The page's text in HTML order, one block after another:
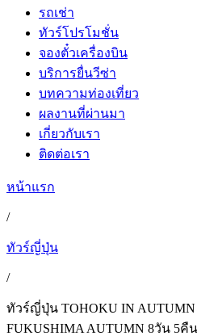
รถเช่า
ทัวร์โปรโมชั่น
จองตั๋วเครื่องบิน
บริการยื่นวีซ่า
บทความท่องเที่ยว
ผลงานที่ผ่านมา
เกี่ยวกับเรา
ติดต่อเรา
หน้าแรก
/
ทัวร์ญี่ปุ่น
/
ทัวร์ญี่ปุ่น TOHOKU IN AUTUMN
FUKUSHIMA AUTUMN 8วัน 5คื